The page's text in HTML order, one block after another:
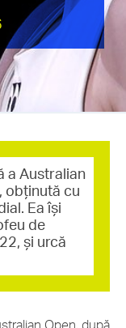
a Australian
obținută cu
Ea își
de
și urcă
Open, după